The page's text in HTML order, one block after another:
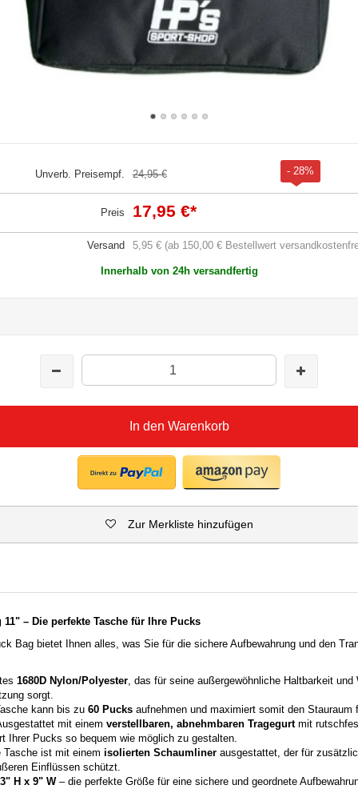
Unverb. Preisempf. 24,95 € - 28%
Preis 17,95 €*
Versand 5,95 € (ab 150,00 € Bestellwert
Innerhalb von 24h versandfertig
In den Warenkorb
Zur Merkliste hinzufügen
11" – Die perfekte Tasche für Ihre Pucks
Bag bietet Ihnen alles, was Sie für die sichere Aufbewahrung und den
1680D Nylon/Polyester , das für seine außergewöhnliche Haltbarkeit
sorgt.
kann bis zu 60 Pucks aufnehmen und maximiert somit den Stauraum
mit einem verstellbaren, abnehmbaren Tragegurtmit
Ihrer Pucks so bequem wie möglich zu gestalten.
Tasche ist mit einem isolierten Schaumliner ausgestattet, der für
Einflüssen schützt.
H x 9" W– die perfekte Größe für eine sichere und geordnete